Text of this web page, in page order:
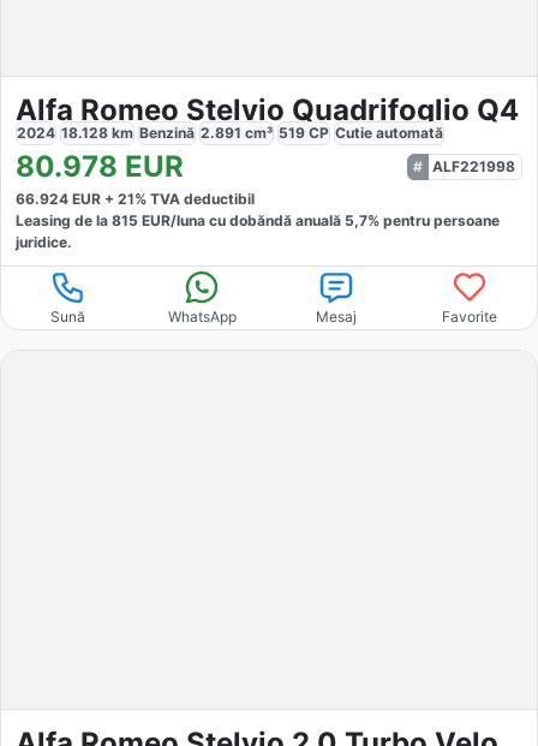
Alfa Romeo Stelvio Quadrifoglio Q4
2024 18.128 km Benzină 2.891 cm³ 519 CP Cutie automată
80.978 EUR
ALF221998
66.924 EUR + 21% TVA deductibil
Leasing de la 815 EUR/luna cu dobăndă anuală 5,7% pentru persoane
juridice.
Sună WhatsApp Mesaj Favorite